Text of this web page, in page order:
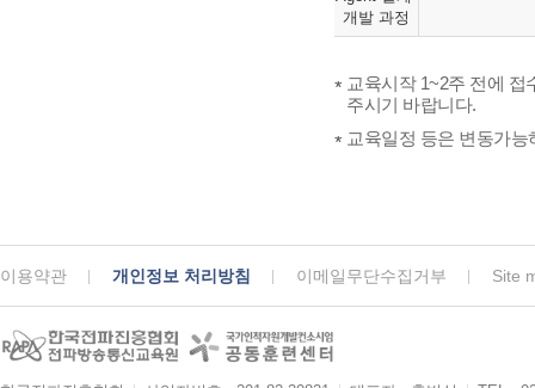
개발 과정
교육시작 1~2주 전에
주시기 바랍니다.
교육일정 등은 변동가
이용약관 개인정보 처리방침 이메일무단수집거부 Site